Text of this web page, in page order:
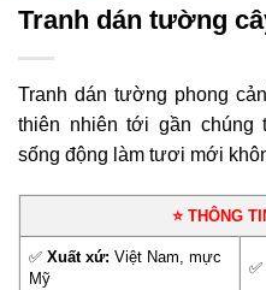
Tranh dán tường
Tranh dán tường phong
thiên nhiên tới gần
sống động làm tươi mới
⭐ THÔNG
✅Xuất xứ: Việt Nam, mực
Mỹ